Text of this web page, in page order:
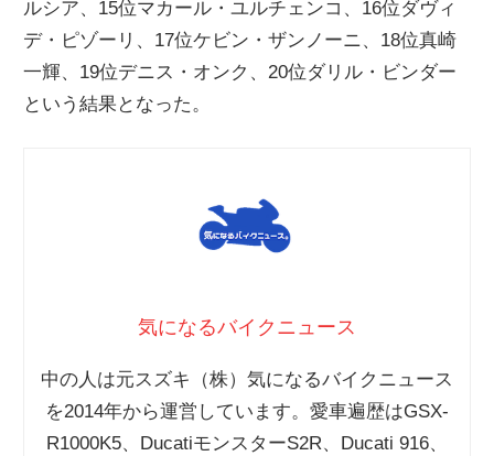
ス
ルシア、15位マカール・ユルチェンコ、16位ダヴィ
デ・ピゾーリ、17位ケビン・ザンノーニ、18位真崎
一輝、19位デニス・オンク、20位ダリル・ビンダー
という結果となった。
気になるバイクニュース
中の人は元スズキ（株）気になるバイクニュース
を2014年から運営しています。愛車遍歴はGSX-
R1000K5、DucatiモンスターS2R、Ducati 916、